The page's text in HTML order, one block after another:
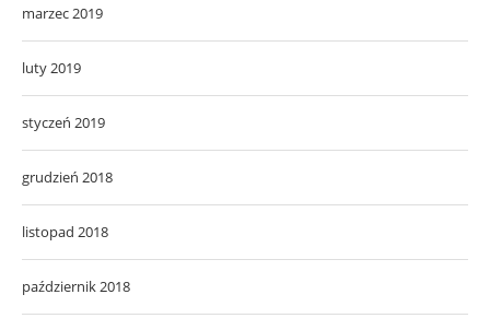
marzec 2019
luty 2019
styczeń 2019
grudzień 2018
listopad 2018
październik 2018